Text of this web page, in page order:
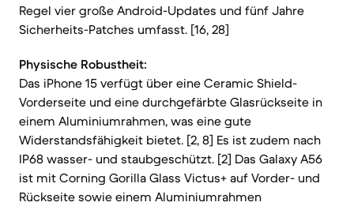
Regel vier große Android-Updates und fünf Jahre
Sicherheits-Patches umfasst. [16, 28]
Physische Robustheit:
Das iPhone 15 verfügt über eine Ceramic Shield-
Vorderseite und eine durchgefärbte Glasrückseite in
einem Aluminiumrahmen, was eine gute
Widerstandsfähigkeit bietet. [2, 8] Es ist zudem nach
IP68 wasser- und staubgeschützt. [2] Das Galaxy A56
ist mit Corning Gorilla Glass Victus+ auf Vorder- und
Rückseite sowie einem Aluminiumrahmen